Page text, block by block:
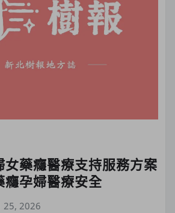
女藥癮醫療支持服務方案
癮孕婦醫療安全
25, 2026